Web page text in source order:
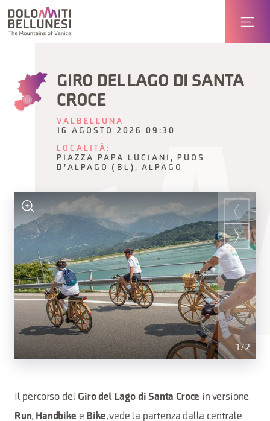
GIRO DEL LAGO DI SANTA
CROCE
VALBELLUNA
16 AGOSTO 2026 09:30
LOCALITÀ:
PIAZZA PAPA LUCIANI, PUOS
D'ALPAGO (BL), ALPAGO
1 /2
Il percorso del Giro del Lago di Santa Croce in versione
Run, Handbike e Bike, vede la partenza dalla centrale